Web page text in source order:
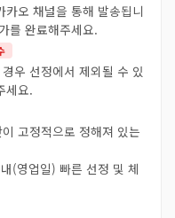
오 채널을 통해 발송됩니
를 완료해주세요.
우 선정에서 제외될 수 있
세요.
고정적으로 정해져 있는
(영업일) 빠른 선정 및 체